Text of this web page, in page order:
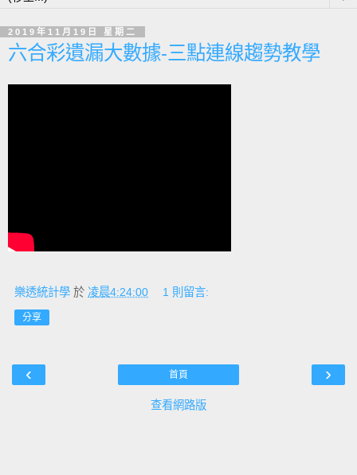
2019年11月19日 星期二
六合彩遺漏大數據-三點連線趨勢教學
樂透統計學 於 凌晨4:24:00 1 則留言:
分享
‹ ›
首頁
查看網路版